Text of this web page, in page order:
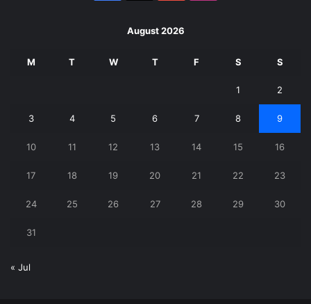
August 2026
M T W T F S S
1 2
3 4 5 6 7 8 9
10 11 12 13 14 15 16
17 18 19 20 21 22 23
24 25 26 27 28 29 30
31
« Jul